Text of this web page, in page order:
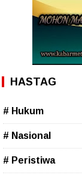
HASTAG
# Hukum
# Nasional
# Peristiwa